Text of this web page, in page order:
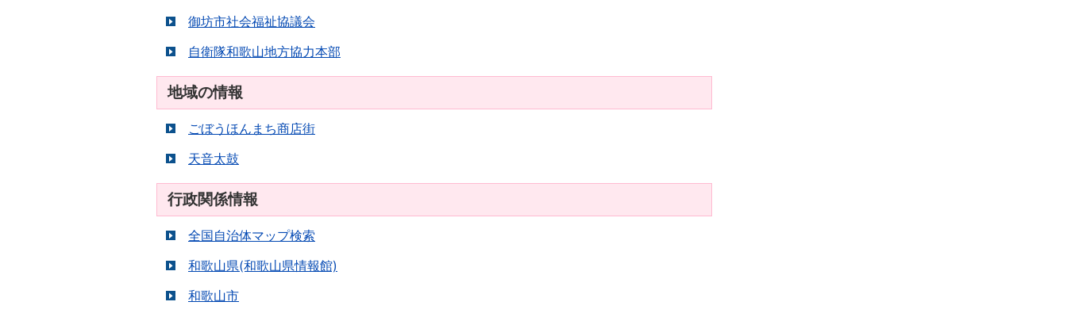
御坊市社会福祉協議会
自衛隊和歌山地方協力本部
地域の情報
ごぼうほんまち商店街
天音太鼓
行政関係情報
全国自治体マップ検索
和歌山県(和歌山県情報館)
和歌山市